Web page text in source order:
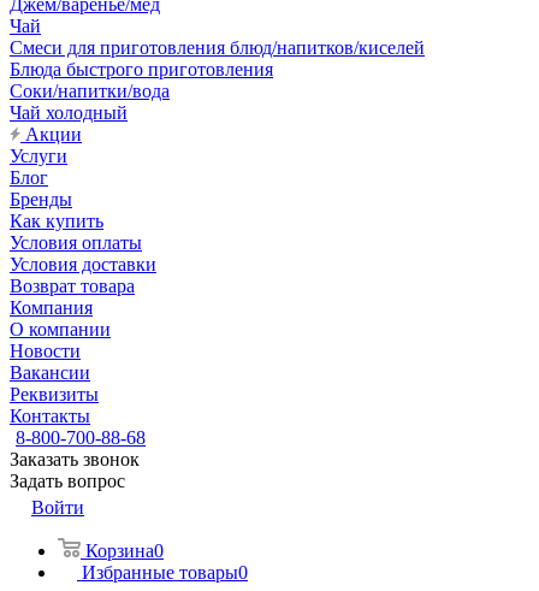
Джем/варенье/мед
Чай
Смеси для приготовления блюд/напитков/киселей
Блюда быстрого приготовления
Соки/напитки/вода
Чай холодный
Акции
Услуги
Блог
Бренды
Как купить
Условия оплаты
Условия доставки
Возврат товара
Компания
О компании
Новости
Вакансии
Реквизиты
Контакты
8-800-700-88-68
Заказать звонок
Задать вопрос
Войти
Корзина0
Избранные товары0